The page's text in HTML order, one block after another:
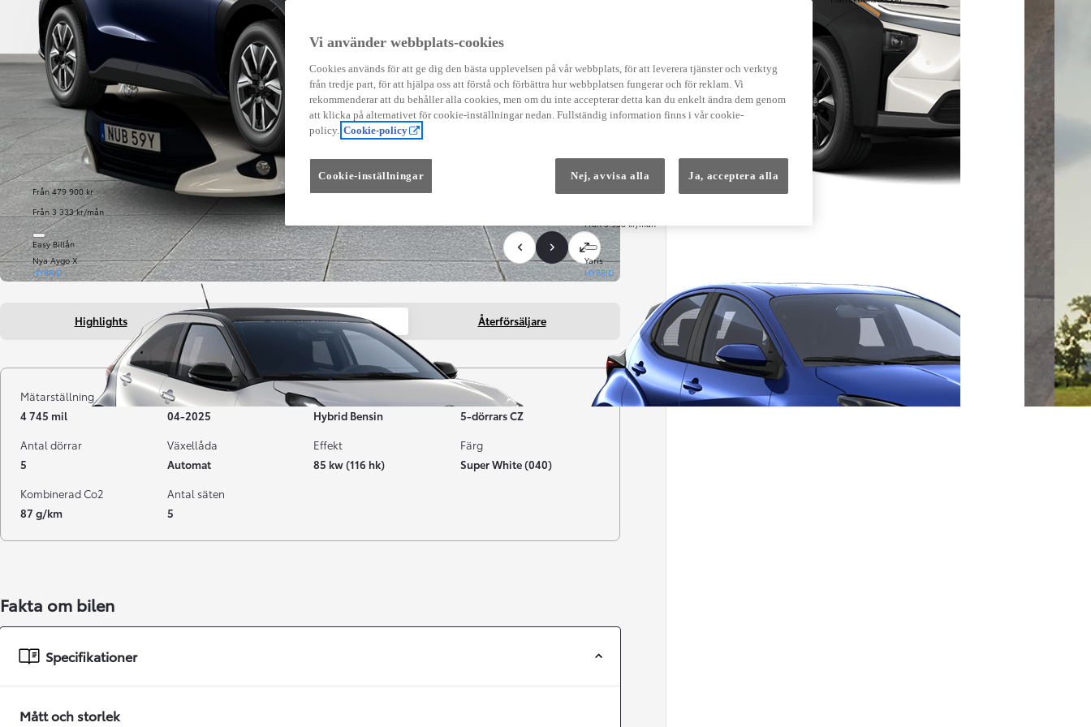
Från 479 900 kr
Från 3 333 kr/mån
Easy Billån
Från 3 958 kr/mån
Nya Aygo X
HYBRID
Från 238 900 kr
Easy Billån
Yaris
HYBRID
Easy Billån
GR Yaris
Highlights Fakta om bilen Återförsäljare
Mätarställning
4 745 mil
Registrerad
04-2025
Bränsle
Hybrid Bensin
Typ av bil
5-dörrars CZ
Antal dörrar
5
Växellåda
Automat
Effekt
85 kw (116 hk)
Färg
Super White (040)
Kombinerad Co2
87 g/km
Antal säten
5
Fakta om bilen
Specifikationer
Mått och storlek
Vi använder webbplats-cookies
Cookies används för att ge dig den bästa upplevelsen på vår webbplats, för att leverera tjänster och verktyg
från tredje part, för att hjälpa oss att förstå och förbättra hur webbplatsen fungerar och för reklam. Vi
rekommenderar att du behåller alla cookies, men om du inte accepterar detta kan du enkelt ändra dem genom
att klicka på alternativet för cookie-inställningar nedan. Fullständig information finns i vår cookie-
policy. Cookie-policy
Cookie-inställningar Nej, avvisa alla Ja, acceptera alla